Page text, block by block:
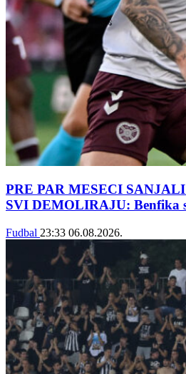
PRE PAR MESECI
SVI DEMOLIRAJU: Benfika
Fudbal 23:33 06.08.2026.